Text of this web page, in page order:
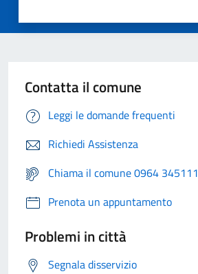
Contatta il comune
Leggi le domande frequenti
Richiedi Assistenza
Chiama il comune 0964 345111
Prenota un appuntamento
Problemi in città
Segnala disservizio